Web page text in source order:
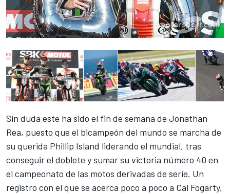
Sin duda este ha sido el fin de semana de Jonathan
Rea, puesto que el bicampeón del mundo se marcha de
su querida Phillip Island liderando el mundial, tras
conseguir el doblete y sumar su victoria número 40 en
el campeonato de las motos derivadas de serie. Un
registro con el que se acerca poco a poco a Cal Fogarty,